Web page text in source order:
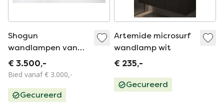
Shogun
wandlampen van
Mario Botta voor
Artemide, jaren 80,
€ 3.500,-
Bied vanaf € 3.000,-
Gecureerd
Artemide microsurf
wandlamp wit
€ 235,-
Gecureerd